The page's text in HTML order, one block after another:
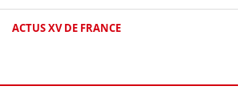
ACTUS XV DE FRANCE